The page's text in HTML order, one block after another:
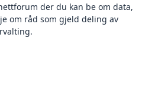
der du kan be om data,
om råd som gjeld deling av